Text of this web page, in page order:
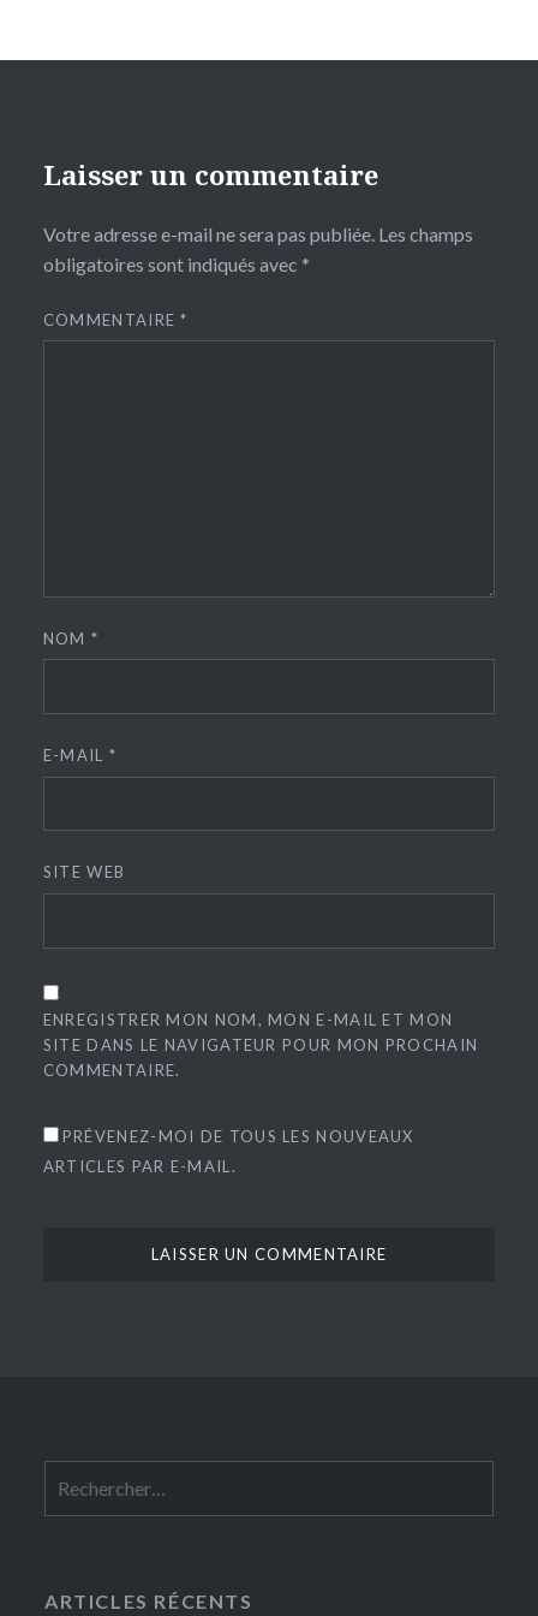
Laisser un commentaire
Votre adresse e-mail ne sera pas publiée. Les champs
obligatoires sont indiqués avec *
COMMENTAIRE*
NOM*
E-MAIL *
SITE WEB
ENREGISTRER MON NOM, MON E-MAIL ET MON
SITE DANS LE NAVIGATEUR POUR MON PROCHAIN
COMMENTAIRE.
PRÉVENEZ-MOI DE TOUS LES NOUVEAUX
ARTICLES PAR E-MAIL.
ARTICLES RÉCENTS